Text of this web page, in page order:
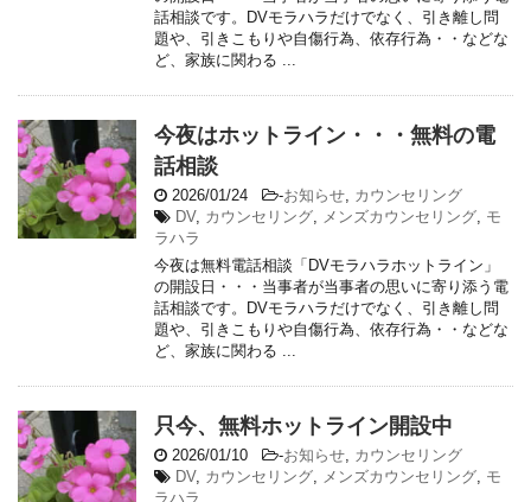
話相談です。DVモラハラだけでなく、引き離し問
題や、引きこもりや自傷行為、依存行為・・などな
ど、家族に関わる ...
今夜はホットライン・・・無料の電
話相談
2026/01/24 -お知らせ, カウンセリング
DV, カウンセリング, メンズカウンセリング, モ
ラハラ
今夜は無料電話相談「DVモラハラホットライン」
の開設日・・・当事者が当事者の思いに寄り添う電
話相談です。DVモラハラだけでなく、引き離し問
題や、引きこもりや自傷行為、依存行為・・などな
ど、家族に関わる ...
只今、無料ホットライン開設中
2026/01/10 -お知らせ, カウンセリング
DV, カウンセリング, メンズカウンセリング, モ
ラハラ